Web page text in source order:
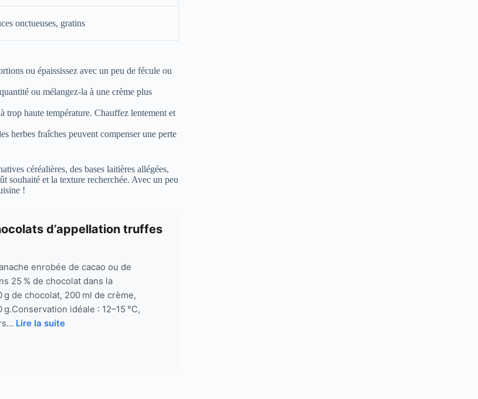
onctueuses, gratins
ou épaississez avec un peu de fécule ou
ou mélangez-la à une crème plus
trop haute température. Chauffez lentement et
herbes fraîches peuvent compenser une perte
céréalières, des bases laitières allégées,
souhaité et la texture recherchée. Avec un peu
!
d’appellation truffes
enrobée de cacao ou de
25 % de chocolat dans la
de chocolat, 200 ml de crème,
idéale : 12–15 °C,
Lire la suite